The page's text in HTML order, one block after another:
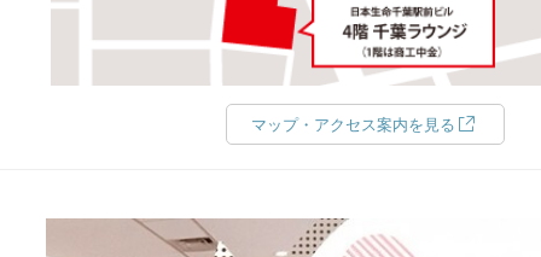
マップ・アクセス案内を見る